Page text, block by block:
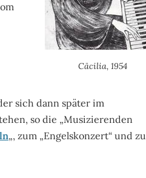
Cäcilia, 1954
sich dann später im
so die „Musizierenden
„, zum „Engelskonzert“ und zu